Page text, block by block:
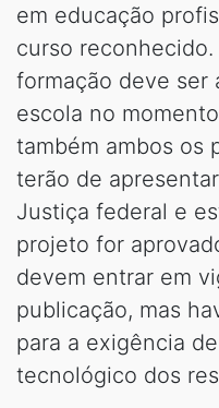
em educação
curso
formação deve ser
escola no
também ambos os
terão de
Justiça federal e
projeto for
devem entrar em
publicação, mas
para a exigência
tecnológico dos